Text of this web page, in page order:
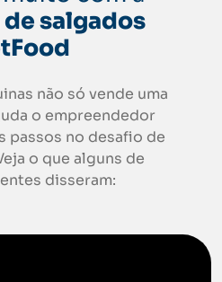
salgados
não só vende uma
o empreendedor
passos no desafio de
o que alguns de
disseram: